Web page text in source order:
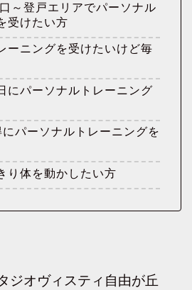
～登戸エリアでパーソナル
受けたい方
ーニングを受けたいけど毎
にパーソナルトレーニング
パーソナルトレーニングを
り体を動かしたい方
ジオヴィスティ自由が丘